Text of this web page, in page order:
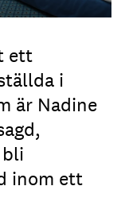
ett
i
är Nadine
inom ett